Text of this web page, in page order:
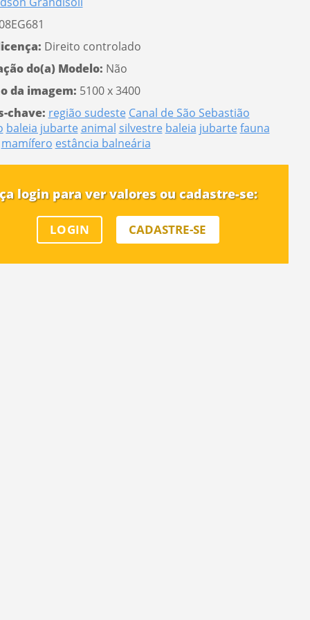
Direito controlado
do(a) Modelo: Não
da imagem: 5100 x 3400
chave: região sudeste Canal de São Sebastião
baleia jubarte animal silvestre baleia jubarte fauna
mamífero estância balneária
login para ver valores ou cadastre-se:
LOGIN CADASTRE-SE